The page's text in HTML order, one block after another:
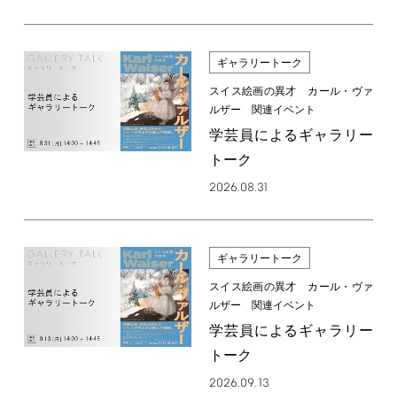
ギャラリートーク
スイス絵画の異才 カール・ヴァ
ルザー 関連イベント
学芸員によるギャラリー
トーク
2026.08.31
ギャラリートーク
スイス絵画の異才 カール・ヴァ
ルザー 関連イベント
学芸員によるギャラリー
トーク
2026.09.13